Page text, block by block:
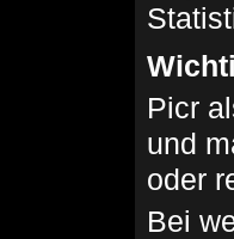
Picr
und
oder
Bei